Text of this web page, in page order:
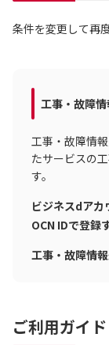
条件を変更して再
工事・故障
工事・故障情
たサービスの
す。
ビジネスdアカ
OCN IDで登録
工事・故障情
ご利用ガイド